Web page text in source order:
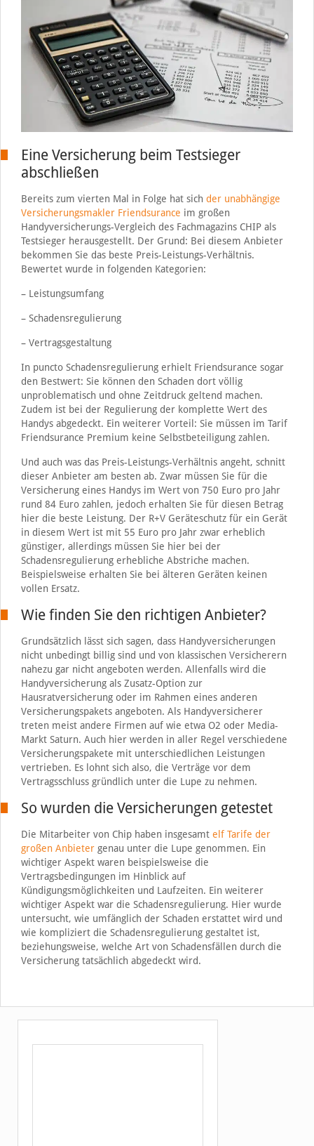
Eine Versicherung beim Testsieger
abschließen
Bereits zum vierten Mal in Folge hat sich der unabhängige
Versicherungsmakler Friendsurance im großen
Handyversicherungs-Vergleich des Fachmagazins CHIP als
Testsieger herausgestellt. Der Grund: Bei diesem Anbieter
bekommen Sie das beste Preis-Leistungs-Verhältnis.
Bewertet wurde in folgenden Kategorien:
– Leistungsumfang
– Schadensregulierung
– Vertragsgestaltung
In puncto Schadensregulierung erhielt Friendsurance sogar
den Bestwert: Sie können den Schaden dort völlig
unproblematisch und ohne Zeitdruck geltend machen.
Zudem ist bei der Regulierung der komplette Wert des
Handys abgedeckt. Ein weiterer Vorteil: Sie müssen im Tarif
Friendsurance Premium keine Selbstbeteiligung zahlen.
Und auch was das Preis-Leistungs-Verhältnis angeht, schnitt
dieser Anbieter am besten ab. Zwar müssen Sie für die
Versicherung eines Handys im Wert von 750 Euro pro Jahr
rund 84 Euro zahlen, jedoch erhalten Sie für diesen Betrag
hier die beste Leistung. Der R+V Geräteschutz für ein Gerät
in diesem Wert ist mit 55 Euro pro Jahr zwar erheblich
günstiger, allerdings müssen Sie hier bei der
Schadensregulierung erhebliche Abstriche machen.
Beispielsweise erhalten Sie bei älteren Geräten keinen
vollen Ersatz.
Wie finden Sie den richtigen Anbieter?
Grundsätzlich lässt sich sagen, dass Handyversicherungen
nicht unbedingt billig sind und von klassischen Versicherern
nahezu gar nicht angeboten werden. Allenfalls wird die
Handyversicherung als Zusatz-Option zur
Hausratversicherung oder im Rahmen eines anderen
Versicherungspakets angeboten. Als Handyversicherer
treten meist andere Firmen auf wie etwa O2 oder Media-
Markt Saturn. Auch hier werden in aller Regel verschiedene
Versicherungspakete mit unterschiedlichen Leistungen
vertrieben. Es lohnt sich also, die Verträge vor dem
Vertragsschluss gründlich unter die Lupe zu nehmen.
So wurden die Versicherungen getestet
Die Mitarbeiter von Chip haben insgesamt elf Tarife der
großen Anbietergenau unter die Lupe genommen. Ein
wichtiger Aspekt waren beispielsweise die
Vertragsbedingungen im Hinblick auf
Kündigungsmöglichkeiten und Laufzeiten. Ein weiterer
wichtiger Aspekt war die Schadensregulierung. Hier wurde
untersucht, wie umfänglich der Schaden erstattet wird und
wie kompliziert die Schadensregulierung gestaltet ist,
beziehungsweise, welche Art von Schadensfällen durch die
Versicherung tatsächlich abgedeckt wird.